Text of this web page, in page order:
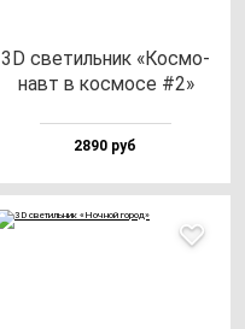
3D све­тиль­ник «Кос­мо­
навт в кос­мо­се #2»
2890 руб